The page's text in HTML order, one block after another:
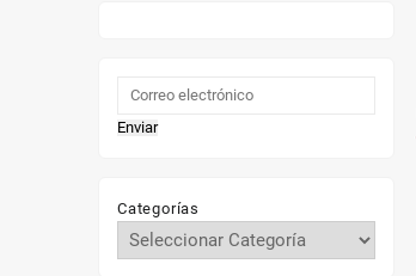
Enviar
Categorías